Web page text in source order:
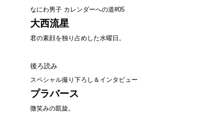
なにわ男子 カレンダーへの道#05
大西流星
君の素顔を独り占めした水曜日。
後ろ読み
スペシャル撮り下ろし＆インタビュー
プラバース
微笑みの凱旋。